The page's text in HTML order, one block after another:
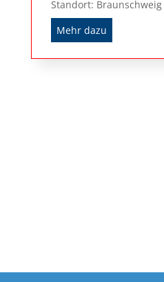
Standort: Braunschweig
Mehr dazu